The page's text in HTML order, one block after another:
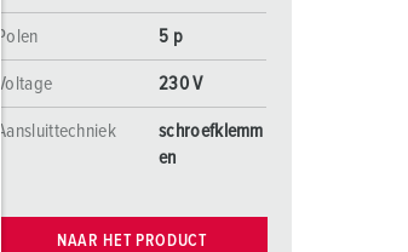
Polen 5 p
Voltage 230 V
Aansluittechniek
schroefklemm
en
NAAR HET PRODUCT